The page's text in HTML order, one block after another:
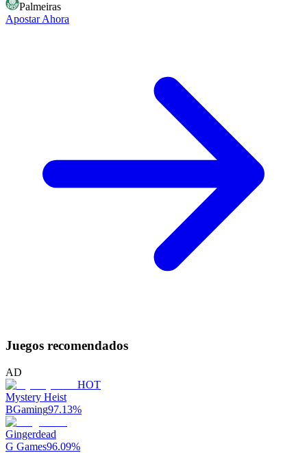
Palmeiras
Apostar Ahora
Juegos recomendados
AD
HOT
Mystery Heist
BGaming97.13%
Gingerdead
G Games96.09%